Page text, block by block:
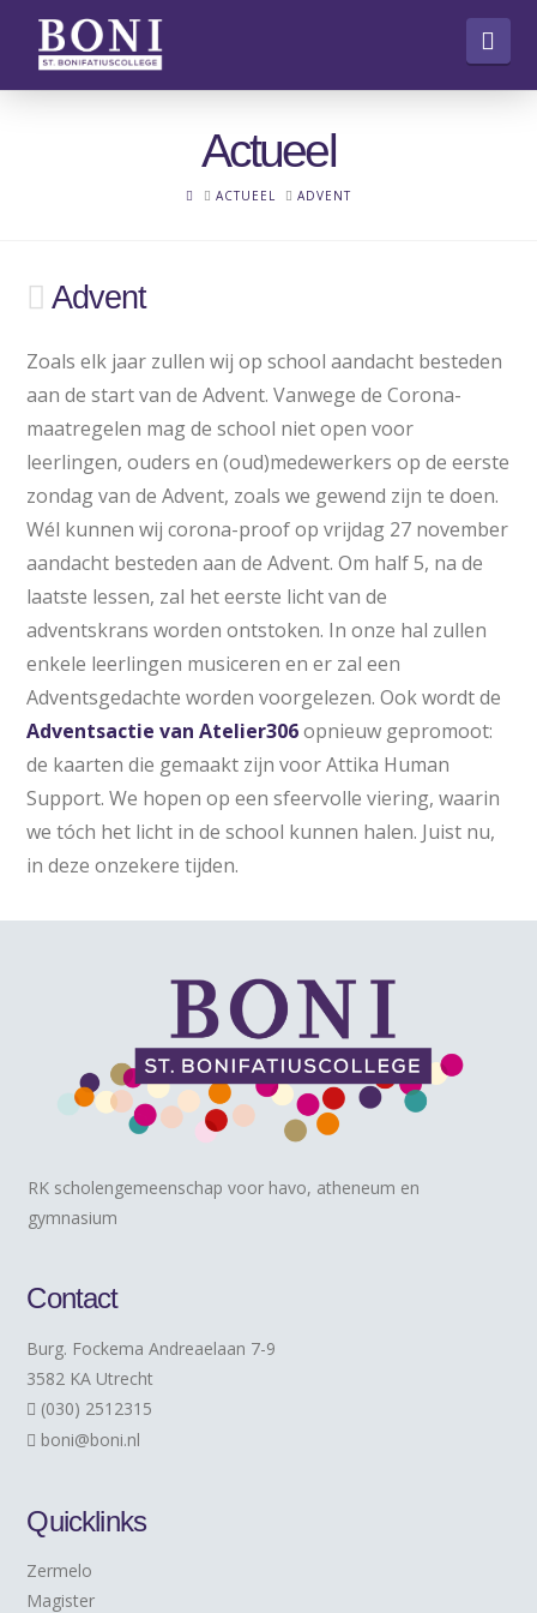
Actueel
HOME
ACTUEEL ADVENT
Advent
Zoals elk jaar zullen wij op school aandacht besteden
aan de start van de Advent. Vanwege de Corona-
maatregelen mag de school niet open voor
leerlingen, ouders en (oud)medewerkers op de eerste
zondag van de Advent, zoals we gewend zijn te doen.
Wél kunnen wij corona-proof op vrijdag 27 november
aandacht besteden aan de Advent. Om half 5, na de
laatste lessen, zal het eerste licht van de
adventskrans worden ontstoken. In onze hal zullen
enkele leerlingen musiceren en er zal een
Adventsgedachte worden voorgelezen. Ook wordt de
Adventsactie van Atelier306 opnieuw gepromoot:
de kaarten die gemaakt zijn voor Attika Human
Support. We hopen op een sfeervolle viering, waarin
we tóch het licht in de school kunnen halen. Juist nu,
in deze onzekere tijden.
RK scholengemeenschap voor havo, atheneum en
gymnasium
Contact
Burg. Fockema Andreaelaan 7-9
3582 KA Utrecht
(030) 2512315
boni@boni.nl
Quicklinks
Zermelo
Magister